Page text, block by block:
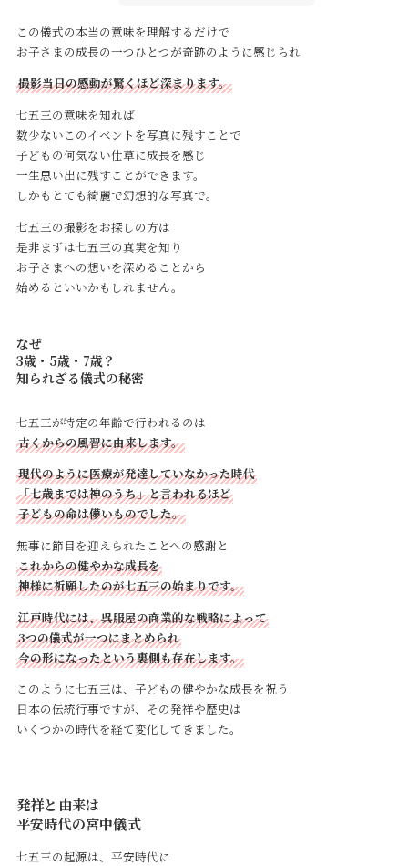
この儀式の本当の意味を理解するだけで
お子さまの成長の一つひとつが奇跡のように感じられ
撮影当日の感動が驚くほど深まります。
七五三の意味を知れば
数少ないこのイベントを写真に残すことで
子どもの何気ない仕草に成長を感じ
一生思い出に残すことができます。
しかもとても綺麗で幻想的な写真で。
七五三の撮影をお探しの方は
是非まずは七五三の真実を知り
お子さまへの想いを深めることから
始めるといいかもしれません。
なぜ
3歳・5歳・7歳？
知られざる儀式の秘密
七五三が特定の年齢で行われるのは
古くからの風習に由来します。
現代のように医療が発達していなかった時代
「七歳までは神のうち」と言われるほど
子どもの命は儚いものでした。
無事に節目を迎えられたことへの感謝と
これからの健やかな成長を
神様に祈願したのが七五三の始まりです。
江戸時代には、呉服屋の商業的な戦略によって
3つの儀式が一つにまとめられ
今の形になったという裏側も存在します。
このように七五三は、子どもの健やかな成長を祝う
日本の伝統行事ですが、その発祥や歴史は
いくつかの時代を経て変化してきました。
発祥と由来は
平安時代の宮中儀式
七五三の起源は、平安時代に